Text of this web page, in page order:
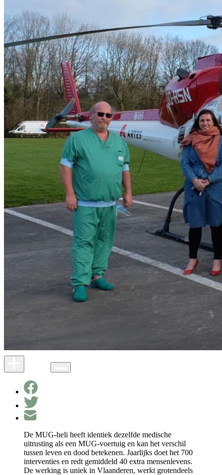
De MUG-heli heeft identiek dezelfde medische
uitrusting als een MUG-voertuig en kan het verschil
tussen leven en dood betekenen. Jaarlijks doet het 700
interventies en redt gemiddeld 40 extra mensenlevens.
De werking is uniek in Vlaanderen, werkt grotendeels